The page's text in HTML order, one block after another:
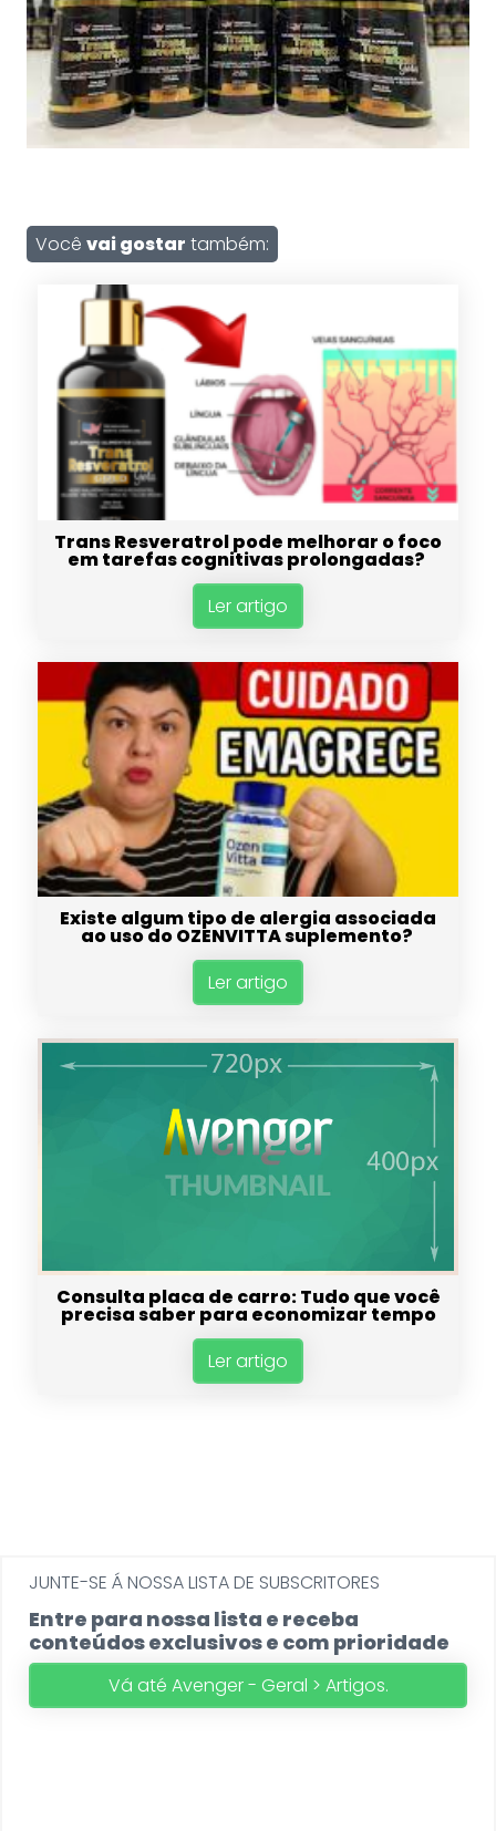
Você vai gostar também:
Trans Resveratrol pode melhorar o foco
em tarefas cognitivas prolongadas?
Ler artigo
Existe algum tipo de alergia associada
ao uso do OZENVITTA suplemento?
Ler artigo
Consulta placa de carro: Tudo que você
precisa saber para economizar tempo
Ler artigo
JUNTE-SE Á NOSSA LISTA DE SUBSCRITORES
Entre para nossa lista e receba
conteúdos exclusivos e com prioridade
Vá até Avenger - Geral > Artigos.